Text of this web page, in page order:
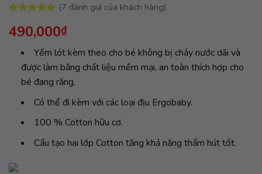
dựa trên
đánh giá
(7 đánh giá của khách hàng)
490,000₫
Yếm lót kèm theo cho bé không bị chảy nước dãi và
được làm bằng chất liệu mềm mại, an toàn thích hợp cho
bé đang răng.
Có thể đi kèm với các loại địu Ergobaby.
100 % Cotton hữu cơ.
Cấu tạo hai lớp Cotton tăng khả năng thấm hút tốt.